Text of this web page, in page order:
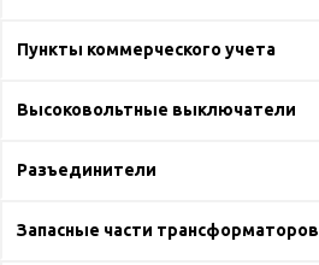
Пункты коммерческого учета
Высоковольтные выключатели
Разъединители
Запасные части трансформаторов